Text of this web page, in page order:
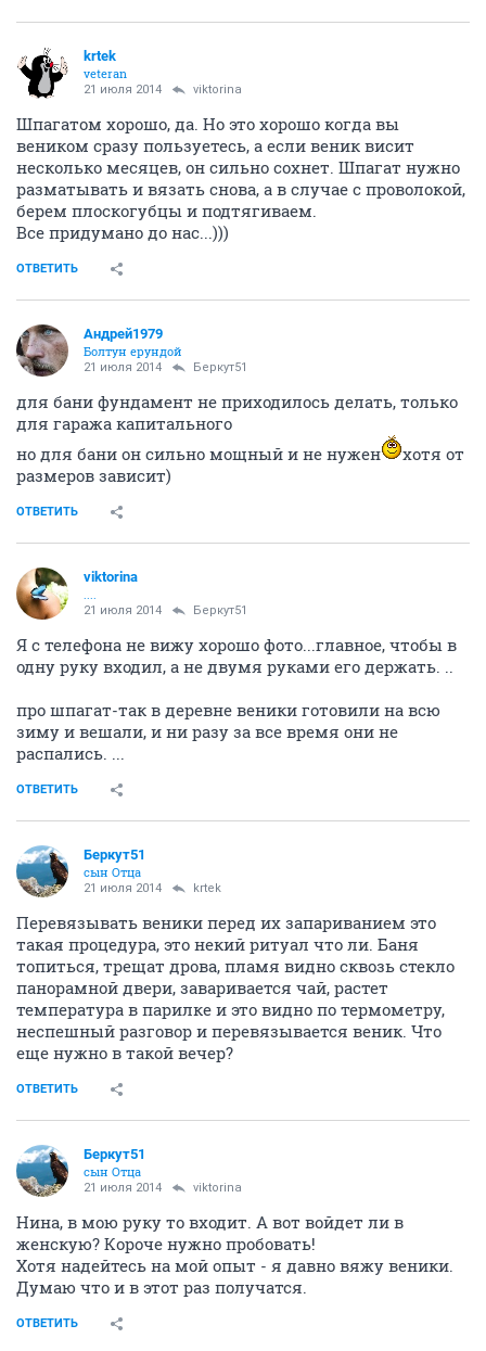
krtek
veteran
21 июля 2014 viktorina
Шпагатом хорошо, да. Но это хорошо когда вы
веником сразу пользуетесь, а если веник висит
несколько месяцев, он сильно сохнет. Шпагат нужно
разматывать и вязать снова, а в случае с проволокой,
берем плоскогубцы и подтягиваем.
Все придумано до нас...)))
ОТВЕТИТЬ
Андрей1979
Болтун ерундой
21 июля 2014 Беркут51
для бани фундамент не приходилось делать, только
для гаража капитального
но для бани он сильно мощный и не нужен
хотя от
размеров зависит)
ОТВЕТИТЬ
viktorina
....
21 июля 2014 Беркут51
Я с телефона не вижу хорошо фото...главное, чтобы в
одну руку входил, а не двумя руками его держать. ..
про шпагат-так в деревне веники готовили на всю
зиму и вешали, и ни разу за все время они не
распались. ...
ОТВЕТИТЬ
Беркут51
сын Отца
21 июля 2014 krtek
Перевязывать веники перед их запариванием это
такая процедура, это некий ритуал что ли. Баня
топиться, трещат дрова, пламя видно сквозь стекло
панорамной двери, заваривается чай, растет
температура в парилке и это видно по термометру,
неспешный разговор и перевязывается веник. Что
еще нужно в такой вечер?
ОТВЕТИТЬ
Беркут51
сын Отца
21 июля 2014 viktorina
Нина, в мою руку то входит. А вот войдет ли в
женскую? Короче нужно пробовать!
Хотя надейтесь на мой опыт - я давно вяжу веники.
Думаю что и в этот раз получатся.
ОТВЕТИТЬ